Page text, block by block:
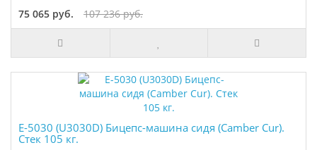
75 065 руб.
107 236 руб.
E-5030 (U3030D) Бицепс-машина сидя (Camber Cur).
Стек 105 кг.